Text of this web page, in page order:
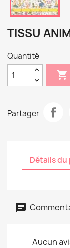
TISSU
Quantité

Partager
Détails
Aucun